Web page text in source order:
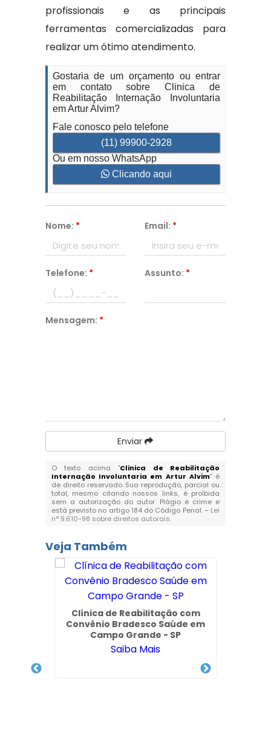
profissionais e as principais
ferramentas comercializadas para
realizar um ótimo atendimento.
Gostaria de um orçamento ou entrar
em contato sobre Clinica de
Reabilitação Internação Involuntaria
em Artur Alvim?
Fale conosco pelo telefone
(11) 99900-2928
Ou em nosso WhatsApp
Clicando aqui
Nome: * Email: *
Telefone: * Assunto: *
Mensagem: *
Enviar
O texto acima "Clinica de Reabilitação
Internação Involuntaria em Artur Alvim" é
de direito reservado. Sua reprodução, parcial ou
total, mesmo citando nossos links, é proibida
sem a autorização do autor. Plágio é crime e
está previsto no artigo 184 do Código Penal. – Lei
n° 9.610-98 sobre direitos autorais.
Veja Também
Clínica de Reabilitação com
Convênio Bradesco Saúde em
Campo Grande - SP
Saiba Mais